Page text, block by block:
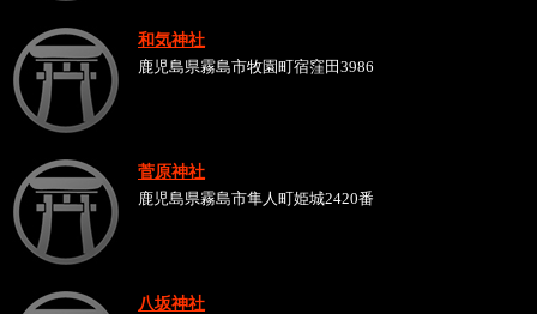
和気神社
鹿児島県霧島市牧園町宿窪田3986
菅原神社
鹿児島県霧島市隼人町姫城2420番
八坂神社